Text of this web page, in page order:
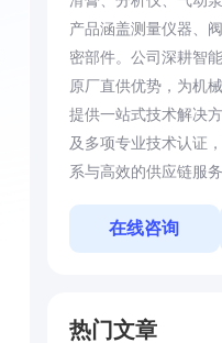
产品涵盖测量仪器、
密部件。公司深耕智
原厂直供优势，为机
提供一站式技术解决
及多项专业技术认证
系与高效的供应链服务
在线咨询
热门文章